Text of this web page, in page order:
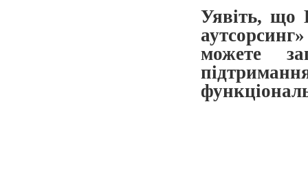
Уявіть, що
можете